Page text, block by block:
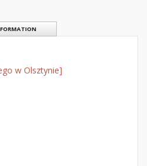
w Olsztynie]